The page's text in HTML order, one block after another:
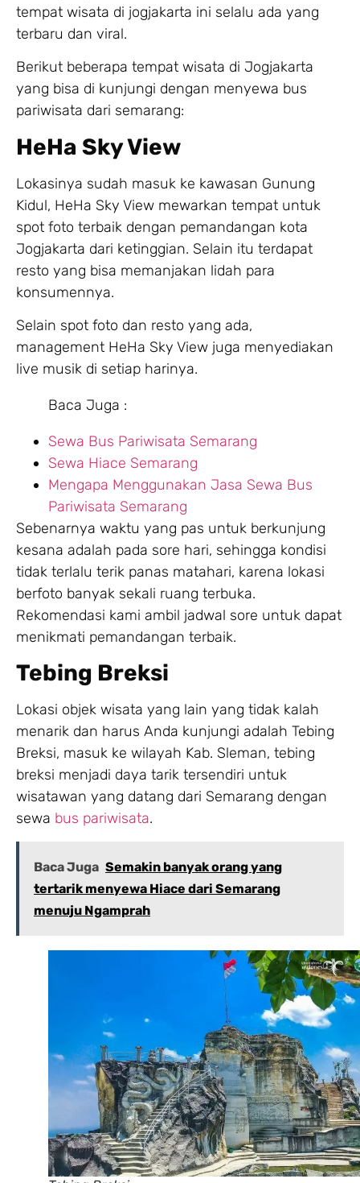
tempat wisata di jogjakarta ini selalu ada yang
terbaru dan viral.
Berikut beberapa tempat wisata di Jogjakarta
yang bisa di kunjungi dengan menyewa bus
pariwisata dari semarang:
HeHa Sky View
Lokasinya sudah masuk ke kawasan Gunung
Kidul, HeHa Sky View mewarkan tempat untuk
spot foto terbaik dengan pemandangan kota
Jogjakarta dari ketinggian. Selain itu terdapat
resto yang bisa memanjakan lidah para
konsumennya.
Selain spot foto dan resto yang ada,
management HeHa Sky View juga menyediakan
live musik di setiap harinya.
Baca Juga :
Sewa Bus Pariwisata Semarang
Sewa Hiace Semarang
Mengapa Menggunakan Jasa Sewa Bus
Pariwisata Semarang
Sebenarnya waktu yang pas untuk berkunjung
kesana adalah pada sore hari, sehingga kondisi
tidak terlalu terik panas matahari, karena lokasi
berfoto banyak sekali ruang terbuka.
Rekomendasi kami ambil jadwal sore untuk dapat
menikmati pemandangan terbaik.
Tebing Breksi
Lokasi objek wisata yang lain yang tidak kalah
menarik dan harus Anda kunjungi adalah Tebing
Breksi, masuk ke wilayah Kab. Sleman, tebing
breksi menjadi daya tarik tersendiri untuk
wisatawan yang datang dari Semarang dengan
sewa bus pariwisata.
Baca Juga Semakin banyak orang yang
tertarik menyewa Hiace dari Semarang
menuju Ngamprah